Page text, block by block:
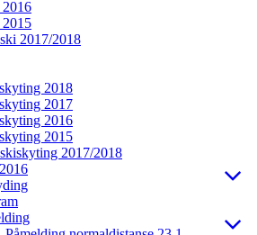
2016
2015
2017/2018
2018
2017
2016
2015
2017/2018